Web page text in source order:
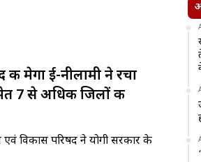
मेगा ई-नीलामी ने रचा
7 से अधिक जिलों की
विकास परिषद ने योगी सरकार के